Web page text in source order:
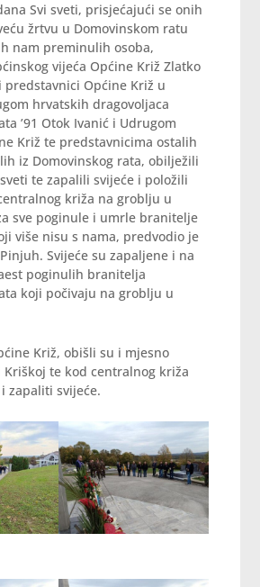
Svi sveti, prisjećajući se onih
žrtvu u Domovinskom ratu
nam preminulih osoba,
vijeća Općine Križ Zlatko
predstavnici Općine Križ u
hrvatskih dragovoljaca
’91 Otok Ivanić i Udrugom
Križ te predstavnicima ostalih
iz Domovinskog rata, obilježili
te zapalili svijeće i položili
križa na groblju u
sve poginule i umrle branitelje
više nisu s nama, predvodio je
Svijeće su zapaljene i na
poginulih branitelja
koji počivaju na groblju u
Križ, obišli su i mjesno
Kriškoj te kod centralnog križa
zapaliti svijeće.